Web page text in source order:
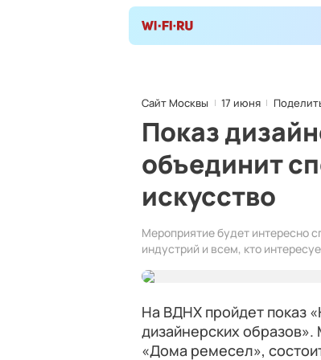
Сайт Москвы 17 июня
Показ
объединит
искусство
Мероприятие будет интересно
индустрий и всем, кто
На ВДНХ пройдет показ
дизайнерских
«Дома ремесел»,